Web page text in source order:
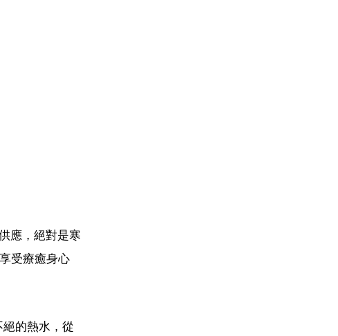
應，絕對是寒
受療癒身心
的熱水，從